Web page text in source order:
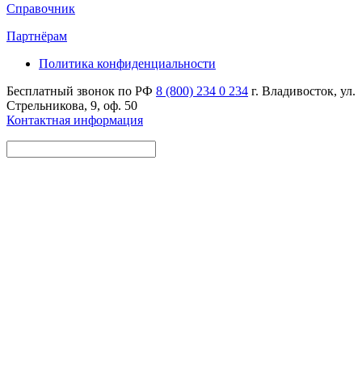
Справочник
Партнёрам
Политика конфиденциальности
Бесплатный звонок по РФ 8 (800) 234 0 234 г. Владивосток, ул.
Стрельникова, 9, оф. 50
Контактная информация